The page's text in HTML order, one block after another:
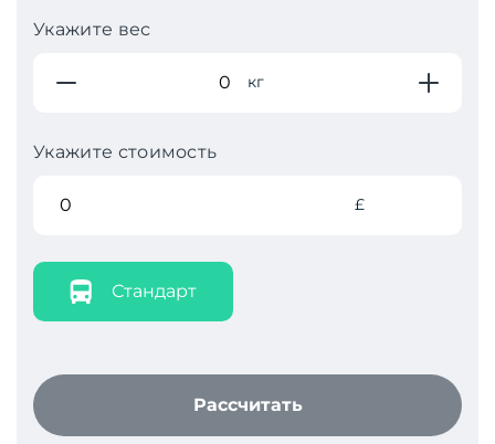
Укажите вес
кг
Укажите стоимость
£
Стандарт
Рассчитать